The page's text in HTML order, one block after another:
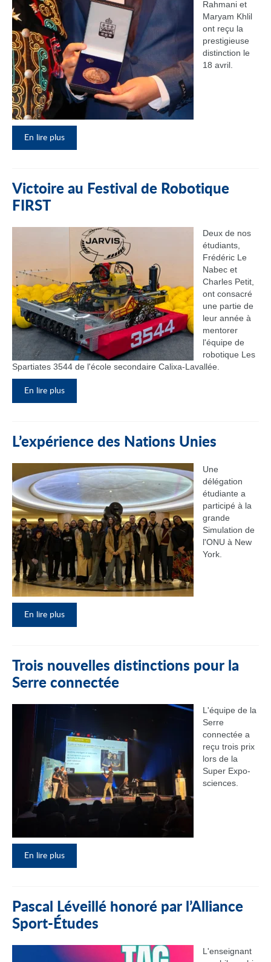
Rahmani et
Maryam Khlil
ont reçu la
prestigieuse
distinction le
18 avril.
En lire plus
Victoire au Festival de Robotique
FIRST
Deux de nos
étudiants,
Frédéric Le
Nabec et
Charles Petit,
ont consacré
une partie de
leur année à
mentorer
l'équipe de
robotique Les
Spartiates 3544 de l'école secondaire Calixa-Lavallée.
En lire plus
L’expérience des Nations Unies
Une
délégation
étudiante a
participé à la
grande
Simulation de
l'ONU à New
York.
En lire plus
Trois nouvelles distinctions pour la
Serre connectée
L'équipe de la
Serre
connectée a
reçu trois prix
lors de la
Super Expo-
sciences.
En lire plus
Pascal Léveillé honoré par l’Alliance
Sport-Études
L'enseignant